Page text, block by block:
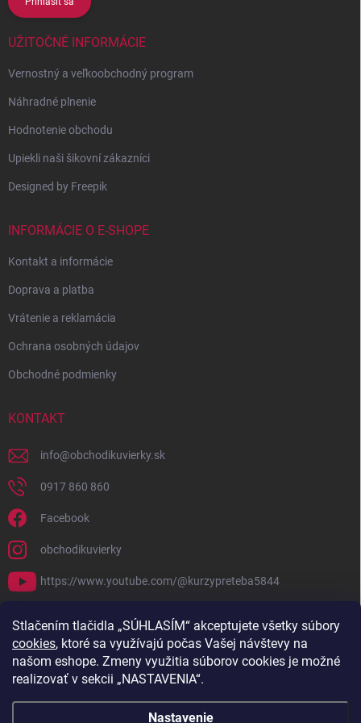
Stlačením tlačidla „SÚHLASÍM“ akceptujete všetky súbory
cookies, ktoré sa využívajú počas Vašej návštevy na
našom eshope. Zmeny využitia súborov cookies je možné
realizovať v sekcii „NASTAVENIA“.
Nastavenie
UŽITOČNÉ INFORMÁCIE
Vernostný a veľkoobchodný program
Náhradné plnenie
Hodnotenie obchodu
Upiekli naši šikovní zákazníci
Designed by Freepik
INFORMÁCIE O E-SHOPE
Kontakt a informácie
Doprava a platba
Vrátenie a reklamácia
Ochrana osobných údajov
Obchodné podmienky
KONTAKT
info@obchodikuvierky.sk
0917 860 860
Facebook
obchodikuvierky
https://www.youtube.com/@kurzypreteba5844
PRIJÍMAME ONLINE PLATBY